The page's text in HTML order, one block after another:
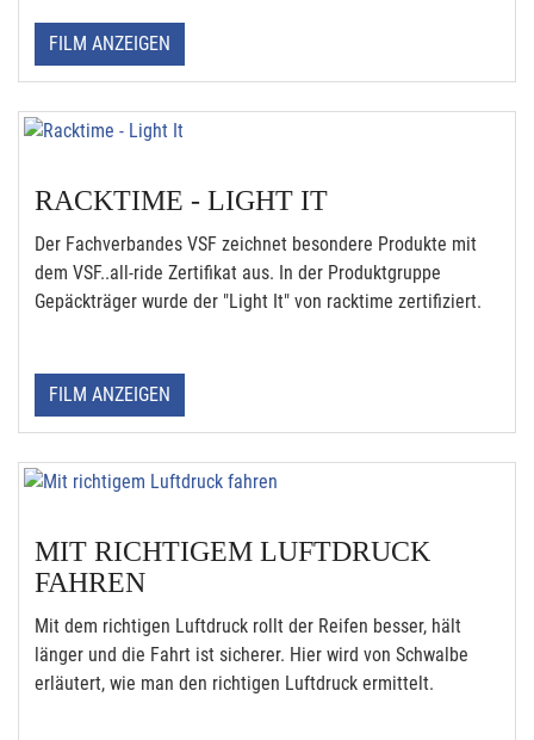
FILM ANZEIGEN
RACKTIME - LIGHT IT
Der Fachverbandes VSF zeichnet besondere Produkte mit
dem VSF..all-ride Zertifikat aus. In der Produktgruppe
Gepäckträger wurde der "Light It" von racktime zertifiziert.
FILM ANZEIGEN
MIT RICHTIGEM LUFTDRUCK
FAHREN
Mit dem richtigen Luftdruck rollt der Reifen besser, hält
länger und die Fahrt ist sicherer. Hier wird von Schwalbe
erläutert, wie man den richtigen Luftdruck ermittelt.